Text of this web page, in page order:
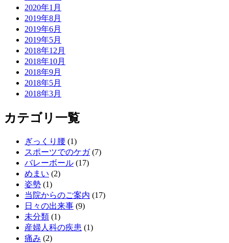
2020年1月
2019年8月
2019年6月
2019年5月
2018年12月
2018年10月
2018年9月
2018年5月
2018年3月
カテゴリ一覧
ぎっくり腰 (1)
スポーツでのケガ(7)
バレーボール (17)
めまい (2)
姿勢 (1)
当院からのご案内 (17)
日々の出来事 (9)
未分類 (1)
産婦人科の疾患 (1)
痛み (2)